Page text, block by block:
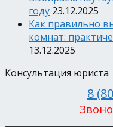
году 23.12.2025
Как правильно
комнат:
13.12.2025
Консультация юриста
8